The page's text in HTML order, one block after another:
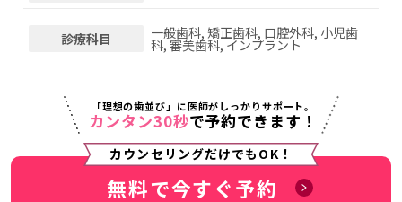
診療科目 一般歯科, 矯正歯科, 口腔外科, 小児歯
科, 審美歯科, インプラント
「理想の歯並び」に医師がしっかりサポート。
カンタン30秒で予約できます！
カウンセリングだけでもOK！
無料で今すぐ予約